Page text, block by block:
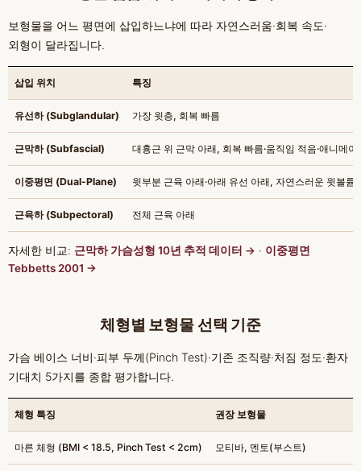
보형물을 어느 평면에 삽입하느냐에 따라 자연스러움·회복 속도·
외형이 달라집니다.
삽입 위치 특징
유선하 (Subglandular) 가장 윗층, 회복 빠름
근막하 (Subfascial) 대흉근 위 근막 아래, 회복 빠름·움직임 적음·애니메
이중평면 (Dual-Plane) 윗부분 근육 아래·아래 유선 아래, 자연스러운 윗볼륨
근육하 (Subpectoral) 전체 근육 아래
자세한 비교: 근막하 가슴성형 10년 추적 데이터 → · 이중평면
Tebbetts 2001 →
체형별 보형물 선택 기준
가슴 베이스 너비·피부 두께(Pinch Test)·기존 조직량·처짐 정도·환자
기대치 5가지를 종합 평가합니다.
체형 특징 권장 보형물
마른 체형 (BMI < 18.5, Pinch Test < 2cm) 모티바, 멘토(부스트)